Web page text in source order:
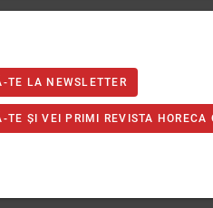
TE LA NEWSLETTER
TE ȘI VEI PRIMI REVISTA HORECA